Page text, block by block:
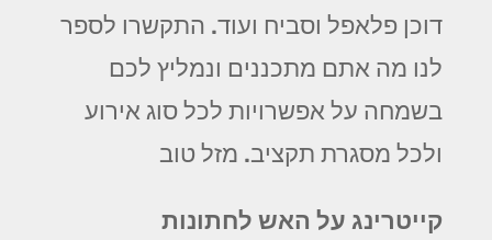
דוכן פלאפל וסביח ועוד. התקשרו לספר
לנו מה אתם מתכננים ונמליץ לכם
בשמחה על אפשרויות לכל סוג אירוע
ולכל מסגרת תקציב. מזל טוב
קייטרינג על האש לחתונות